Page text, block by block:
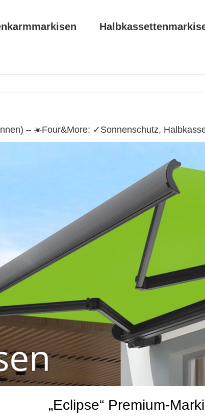
– ☀️Four&More: ✓Sonnenschutz,
„Eclipse“ Premium-